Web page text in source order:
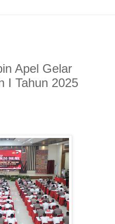
Apel Gelar
I Tahun 2025